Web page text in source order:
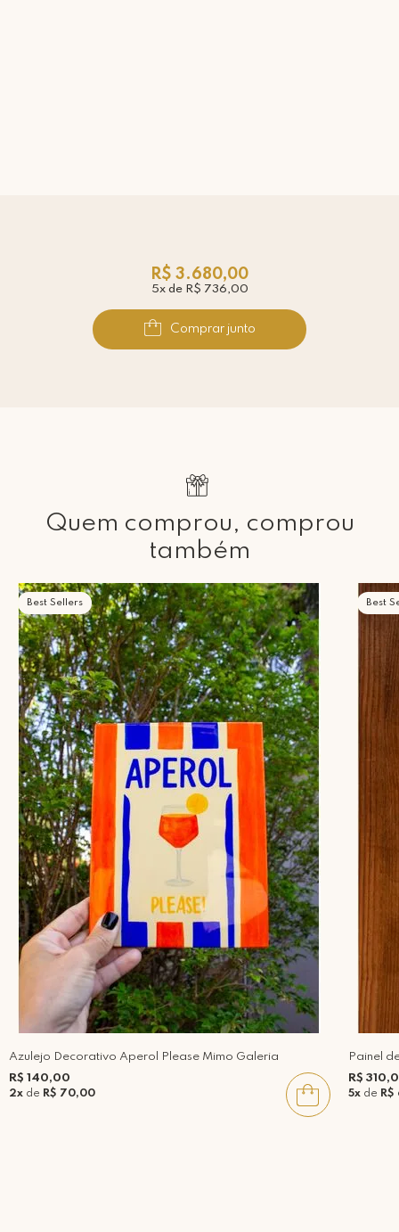
R$ 3.680,00
5x de R$ 736,00
Comprar junto
Quem comprou, comprou
também
Best Sellers
Azulejo Decorativo Aperol Please Mimo Galeria
R$ 140,00
2x de R$ 70,00
Best
Painel
R$
5xde R$